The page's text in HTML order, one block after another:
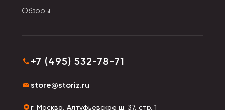
Обзоры
+7 (495) 532-78-71
store@storiz.ru
г. Москва, Алтуфьевское ш. 37, стр. 1